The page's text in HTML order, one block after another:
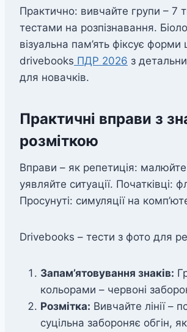
Практично: вивчайте групи – 7
тестами на розпізнавання.
візуальна пам’ять фіксує
drivebooks ПДР 2026 з
для новачків.
Практичні вправи з
розміткою
Вправи – як репетиція:
уявляйте ситуації. Початківці:
Просунуті: симуляції на
Drivebooks – тести з фото для
Запам’ятовування знаків:
кольорами – червоні
Розмітка: Вивчайте лінії –
суцільна забороняє обгін,